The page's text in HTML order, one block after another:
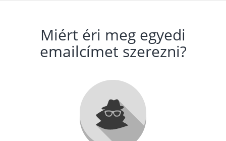
Miért éri meg egyedi
emailcímet szerezni?